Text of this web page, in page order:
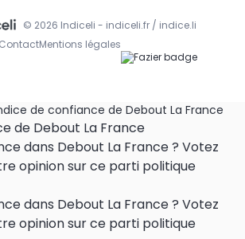
© 2026 Indiceli - indiceli.fr / indice.li
ContactMentions légales
de confiance de Debout La France
de Debout La France
dans Debout La France ? Votez
opinion sur ce parti politique
dans Debout La France ? Votez
opinion sur ce parti politique